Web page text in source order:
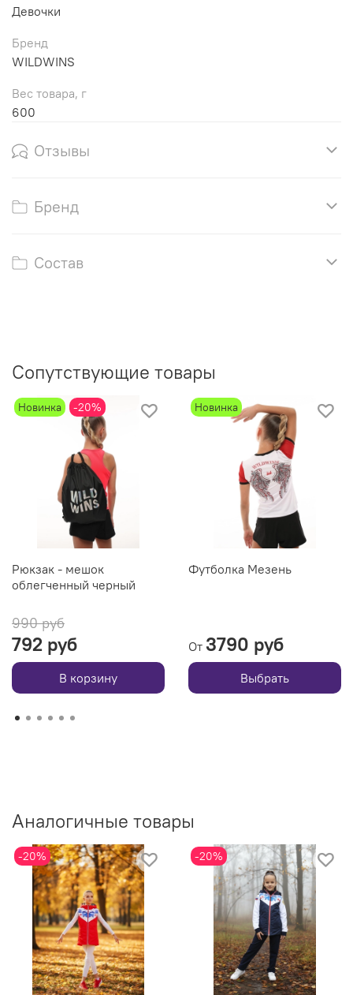
Девочки
Бренд
WILDWINS
Вес товара, г
600
Отзывы
Бренд
Состав
Сопутствующие товары
Новинка -20%
Рюкзак - мешок
облегченный черный
990 руб
792 руб
В корзину
Новинка
Футболка Мезень
От 3790 руб
Выбрать
Аналогичные товары
-20% -20%